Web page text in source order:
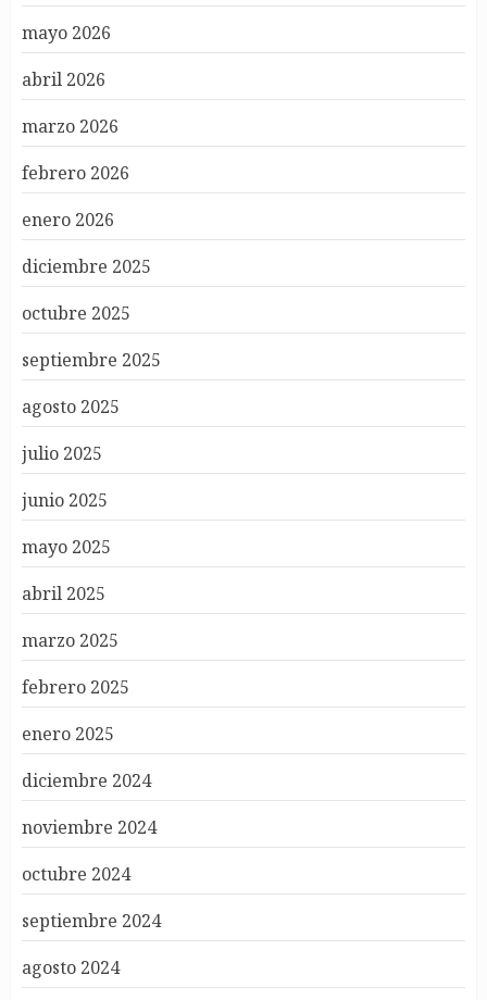
mayo 2026
abril 2026
marzo 2026
febrero 2026
enero 2026
diciembre 2025
octubre 2025
septiembre 2025
agosto 2025
julio 2025
junio 2025
mayo 2025
abril 2025
marzo 2025
febrero 2025
enero 2025
diciembre 2024
noviembre 2024
octubre 2024
septiembre 2024
agosto 2024